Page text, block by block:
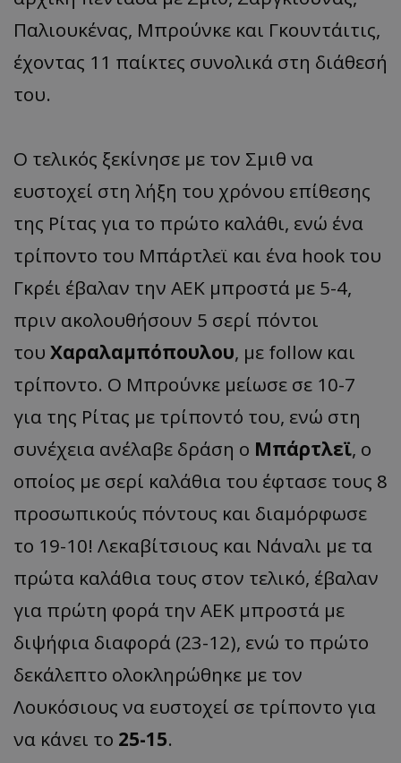
Παλιουκένας, Μπρούνκε και Γκουντάιτις,
έχοντας 11 παίκτες συνολικά στη διάθεσή
του.
Ο τελικός ξεκίνησε με τον Σμιθ να
ευστοχεί στη λήξη του χρόνου επίθεσης
της Ρίτας για το πρώτο καλάθι, ενώ ένα
τρίποντο του Μπάρτλεϊ και ένα hook του
Γκρέι έβαλαν την ΑΕΚ μπροστά με 5-4,
πριν ακολουθήσουν 5 σερί πόντοι
του Χαραλαμπόπουλου, με follow και
τρίποντο. Ο Μπρούνκε μείωσε σε 10-7
για της Ρίτας με τρίποντό του, ενώ στη
συνέχεια ανέλαβε δράση ο Μπάρτλεϊ, ο
οποίος με σερί καλάθια του έφτασε τους 8
προσωπικούς πόντους και διαμόρφωσε
το 19-10! Λεκαβίτσιους και Νάναλι με τα
πρώτα καλάθια τους στον τελικό, έβαλαν
για πρώτη φορά την ΑΕΚ μπροστά με
διψήφια διαφορά (23-12), ενώ το πρώτο
δεκάλεπτο ολοκληρώθηκε με τον
Λουκόσιους να ευστοχεί σε τρίποντο για
να κάνει το 25-15.